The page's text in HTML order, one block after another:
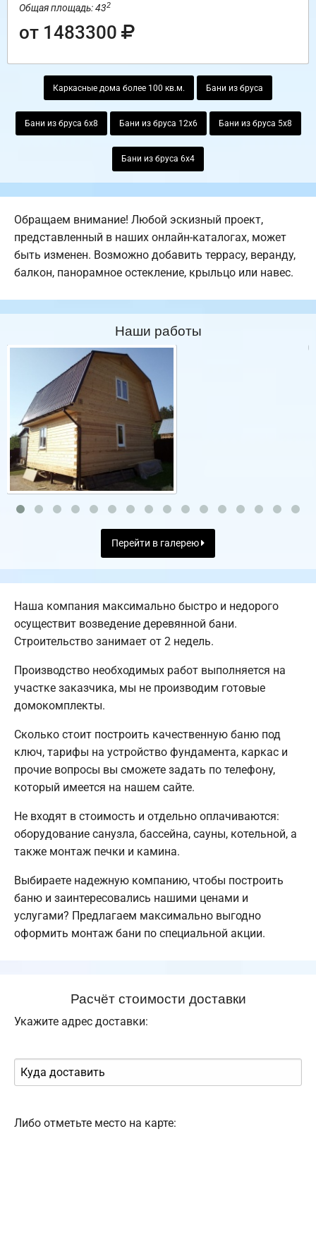
Общая площадь: 432
от 1483300
Каркасные дома более 100 кв.м. Бани из бруса
Бани из бруса 6х8 Бани из бруса 12х6 Бани из бруса 5х8
Бани из бруса 6х4
Обращаем внимание! Любой эскизный проект,
представленный в наших онлайн-каталогах, может
быть изменен. Возможно добавить террасу, веранду,
балкон, панорамное остекление, крыльцо или навес.
Наши работы
Перейти в галерею
Наша компания максимально быстро и недорого
осуществит возведение деревянной бани.
Строительство занимает от 2 недель.
Производство необходимых работ выполняется на
участке заказчика, мы не производим готовые
домокомплекты.
Сколько стоит построить качественную баню под
ключ, тарифы на устройство фундамента, каркас и
прочие вопросы вы сможете задать по телефону,
который имеется на нашем сайте.
Не входят в стоимость и отдельно оплачиваются:
оборудование санузла, бассейна, сауны, котельной, а
также монтаж печки и камина.
Выбираете надежную компанию, чтобы построить
баню и заинтересовались нашими ценами и
услугами? Предлагаем максимально выгодно
оформить монтаж бани по специальной акции.
Расчёт стоимости доставки
Укажите адрес доставки:
Либо отметьте место на карте: